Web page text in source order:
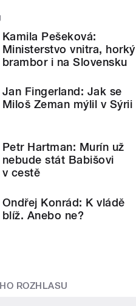
Kamila Pešeková:
Ministerstvo vnitra, horký
brambor i na Slovensku
Jan Fingerland: Jak se
Miloš Zeman mýlil v Sýrii
Petr Hartman: Murín už
nebude stát Babišovi
v cestě
Ondřej Konrád: K vládě
blíž. Anebo ne?
ROZHLASU